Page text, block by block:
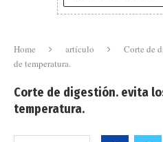
Home artículo
Corte de
de temperatura.
Corte de digestión. evita
temperatura.